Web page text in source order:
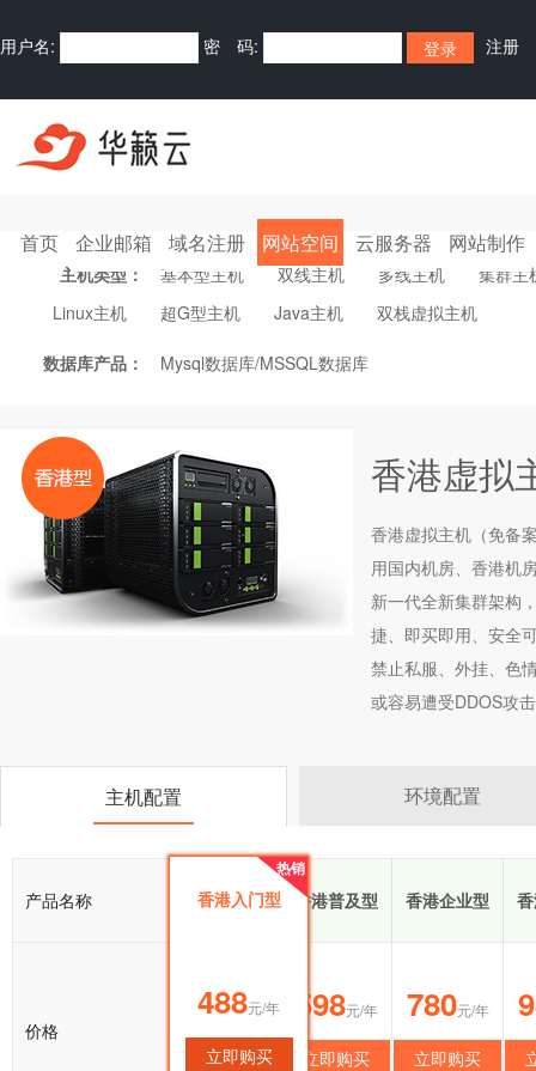
用户名: 密 码: 注册
支付免注册购买
首页 企业邮箱 域名注册 网站空间 云服务器 网站制作
主机类型： 基本型主机 双线主机 多线主机
集群主
Linux主机
超G型主机 Java主机 双栈虚拟主机
数据库产品： Mysql数据库/MSSQL数据库
香港虚拟
香港虚拟主机 （免
用国内机房、香港机
新一代全新集群架构
捷、即买即用、安全
禁止私服、外挂、色
或容易遭受DDOS攻
主机配置 环境配置
产品名称
热销
香港入门型 香港普及型 香港企业型
价格
488元/年
立即购买
598元/年
立即购买
780元/年
立即购买
热销
香港入门型
488元/年
立即购买